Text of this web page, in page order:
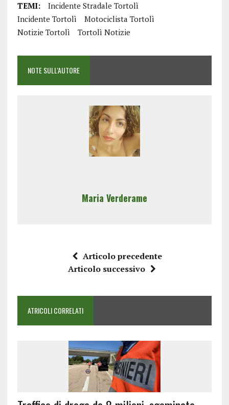
TEMI:
Incidente Stradale Tortolì
Incidente Tortolì
Motociclista Tortolì
Notizie Tortolì
Tortolì Notizie
NOTE SULL'AUTORE
Maria Verderame
Articolo precedente
Articolo successivo
ATRICOLI CORRELATI